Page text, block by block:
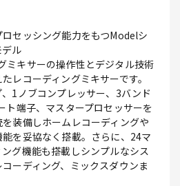
セッシング能力をもつModelシ
ル
ミキサーの操作性とデジタル技術
レコーディングミキサーです。
1ノブコンプレッサー、3バンド
ト端子、マスタープロセッサーを
装備しホームレコーディングや
を妥協なく搭載。さらに、24マ
グ機能も搭載しシンプルなシス
ーディング、ミックスダウンま